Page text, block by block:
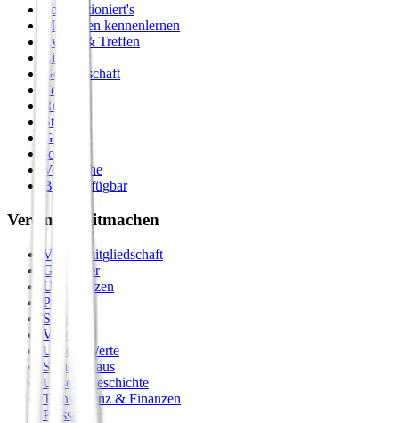
So funktioniert's
Menschen kennenlernen
Events & Treffen
Zirkel
Gemeinschaft
Formate
Retreats
Städte
Galerie
Journal
Vergleiche
Bald verfügbar
Verein & Mitmachen
Vereinsmitgliedschaft
Gastgeber
Unterstützen
Premium
Shop
Vision
Unsere Werte
Seminarhaus
Unsere Geschichte
Transparenz & Finanzen
Presse